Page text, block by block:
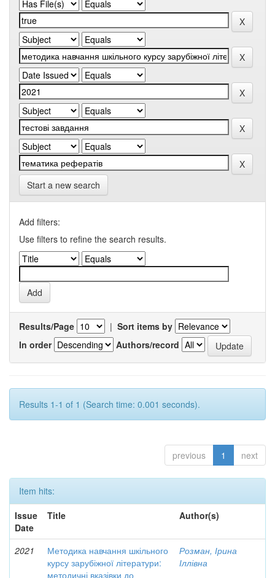
Start a new search
Add filters:
Use filters to refine the search results.
Results/Page | Sort items by
In order
Authors/record
Results 1-1 of 1 (Search time: 0.001 seconds).
previous 1 next
Item hits:
Issue
Date
Title Author(s)
2021
Методика навчання шкільного
курсу зарубіжної літератури:
методичні вказівки до
Розман, Ірина
Іллівна